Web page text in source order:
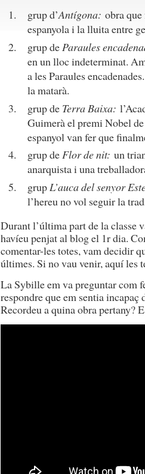
grup d’Antígona: obra
espanyola i la lluita entre
grup deParaules
en un lloc indeterminat.
a les Paraules
la matarà.
grup de Terra Baixa:
Guimerà el premi Nobel
espanyol van fer que
grup deFlor de nit: un
anarquista i una
grupL’auca del senyor
l’hereu no vol seguir la
Durant l’última part de la classe
havíeu penjat al blog el 1r dia.
comentar-les totes, vam decidir
últimes. Si no vau venir, aquí les
La Sybille em va preguntar com
respondre que em sentia
Recordeu a quina obra pertany?